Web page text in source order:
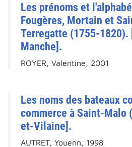
Les prénoms et
Fougères, Mortain et
Terregatte (1755-
Manche].
ROYER, Valentine, 2001
Les noms des bateaux
commerce à Saint-
et-Vilaine].
AUTRET, Youenn, 1998